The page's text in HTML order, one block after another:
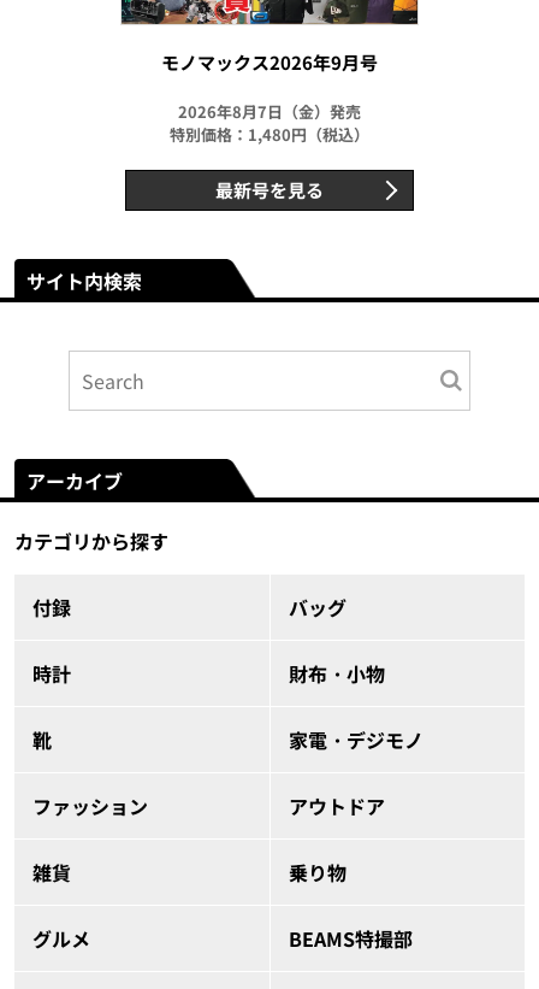
モノマックス2026年9月号
2026年8月7日（金）発売
特別価格：1,480円（税込）
最新号を見る
サイト内検索
アーカイブ
カテゴリから探す
付録 バッグ
時計 財布・小物
靴 家電・デジモノ
ファッション アウトドア
雑貨 乗り物
グルメ BEAMS特撮部